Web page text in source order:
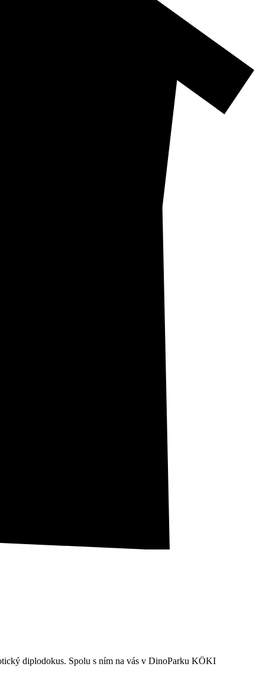
diplodokus. Spolu s ním na vás v DinoParku KÖKI